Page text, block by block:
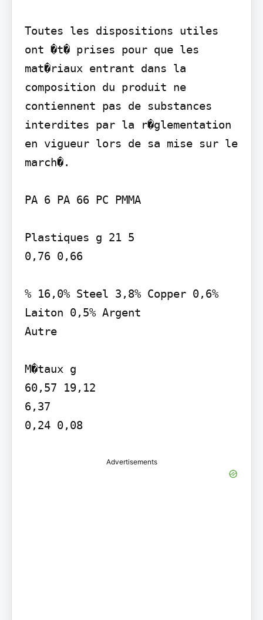
Toutes les dispositions utiles
ont �t� prises pour que les
mat�riaux entrant dans la
composition du produit ne
contiennent pas de substances
interdites par la r�glementation
en vigueur lors de sa mise sur le
march�.
PA 6 PA 66 PC PMMA
Plastiques g 21 5
0,76 0,66
% 16,0% Steel 3,8% Copper 0,6%
Laiton 0,5% Argent
Autre
M�taux g
60,57 19,12
6,37
0,24 0,08
Advertisements